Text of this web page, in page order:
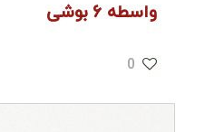
واسطه ۶ بوشی
0